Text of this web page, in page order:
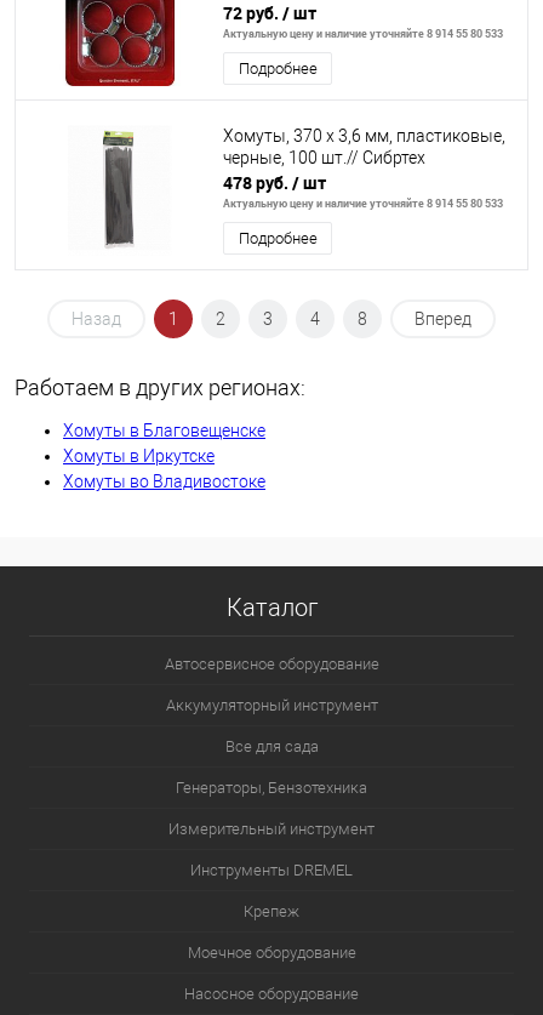
72 руб. / шт
Актуальную цену и наличие уточняйте 8 914 55 80 533
Подробнее
Хомуты, 370 х 3,6 мм, пластиковые,
черные, 100 шт.// Сибртех
478 руб. / шт
Актуальную цену и наличие уточняйте 8 914 55 80 533
Подробнее
Назад 1 2 3 4 8 Вперед
Работаем в других регионах:
Хомуты в Благовещенске
Хомуты в Иркутске
Хомуты во Владивостоке
Каталог
Автосервисное оборудование
Аккумуляторный инструмент
Все для сада
Генераторы, Бензотехника
Измерительный инструмент
Инструменты DREMEL
Крепеж
Моечное оборудование
Насосное оборудование